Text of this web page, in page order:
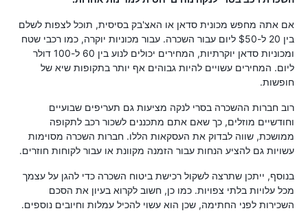
אם אתה מחפש מכונית סדאן או האצ'בק בסיסית, תוכל לצפות לשלם
בין 20 ל-$50 ליום עבור השכרה. עבור מכוניות יוקרה, כמו רכבי שטח
ומכוניות סדאן יוקרתיות, המחירים יכולים לנוע בין 60 ל-100 דולר
ליום. המחירים עשויים להיות גבוהים אף יותר בתקופות שיא של
חופשות.
רוב חברות ההשכרה בסרי לנקה מציעות גם תעריפים שבועיים
וחודשיים מוזלים, כך שאם אתם מתכננים לשכור רכב לתקופה
ממושכת, שווה לבדוק את העסקאות הללו. חברות השכרה מסוימות
עשויות גם להציע הנחות עבור הזמנה מקוונת או עבור לקוחות חוזרים.
בנוסף, ייתכן שתרצה לשקול רכישת ביטוח השכרה כדי להגן על עצמך
מכל עלויות בלתי צפויות. כמו כן, חשוב לקרוא בעיון את הסכם
השכירות לפני החתימה, שכן הוא עשוי להכיל עמלות וחיובים נוספים.